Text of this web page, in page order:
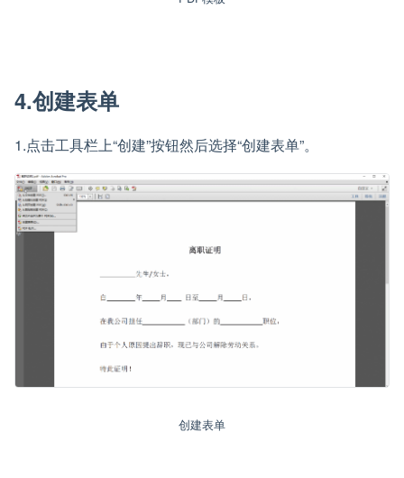
4.创建表单
1.点击工具栏上“创建”按钮然后选择“创建表单”。
创建表单